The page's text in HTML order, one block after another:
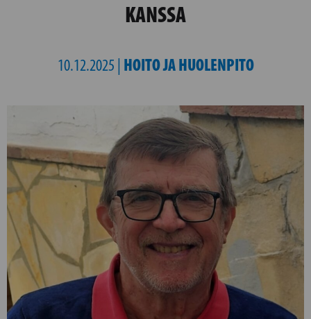
KANSSA
10.12.2025 | HOITO JA HUOLENPITO